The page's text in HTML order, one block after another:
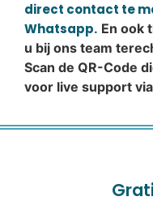
direct contact te
Whatsapp. En ook
u bij ons team
Scan de QR-Code
voor live support